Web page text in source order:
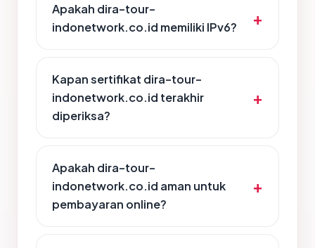
Apakah dira-tour-
indonetwork.co.id memiliki IPv6?
Kapan sertifikat dira-tour-
indonetwork.co.id terakhir
diperiksa?
Apakah dira-tour-
indonetwork.co.id aman untuk
pembayaran online?